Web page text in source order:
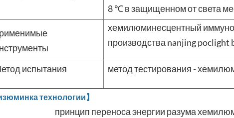
8 ℃ в защищенном от света
хемилюминесцентный
производства nanjing poclight
испытания метод тестирования -
изюминка технологии】
принцип переноса энергии разума